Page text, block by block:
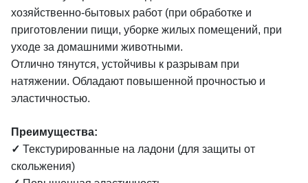
хозяйственно-бытовых работ (при обработке и
приготовлении пищи, уборке жилых помещений, при
уходе за домашними животными.
Отлично тянутся, устойчивы к разрывам при
натяжении. Обладают повышенной прочностью и
эластичностью.
Преимущества:
✓ Текстурированные на ладони (для защиты от
скольжения)